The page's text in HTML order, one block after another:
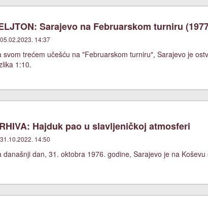
Sarajevo na Februarskom turniru
05.02.2023. 14:37
svom trećem učešću na "Februarskom turniru", Sarajevo je
1:10.
Hajduk pao u slavljeničkoj atmosferi
31.10.2022. 14:50
današnji dan, 31. oktobra 1976. godine, Sarajevo je na